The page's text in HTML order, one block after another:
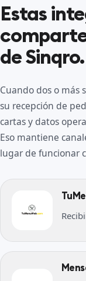
Estas
de Sinqro.
Cuando dos o más
su recepción de
cartas y datos
Eso mantiene
lugar de funcionar